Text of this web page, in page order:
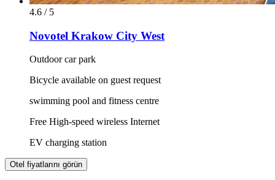
4.6 / 5
Novotel Krakow City West
Outdoor car park
Bicycle available on guest request
swimming pool and fitness centre
Free High-speed wireless Internet
EV charging station
Otel fiyatlarını görün